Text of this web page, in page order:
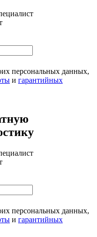
персональных данных,
и гарантийных
персональных данных,
и гарантийных